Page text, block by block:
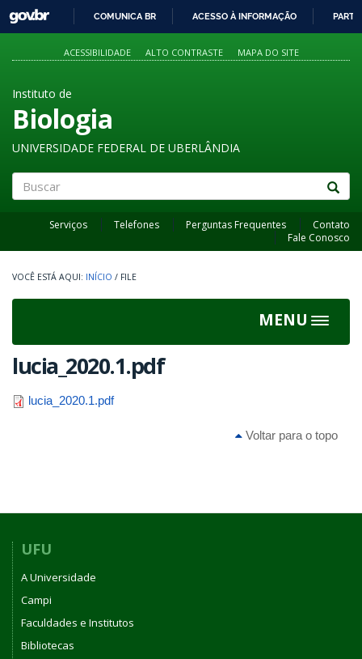
PARA
O
GOVBR
COMUNICA BR ACESSO À INFORMAÇÃO
ACESSIBILIDADE ALTO CONTRASTE MAPA DO SITE
Instituto de
Biologia
UNIVERSIDADE FEDERAL DE UBERLÂNDIA
Serviços Telefones Perguntas Frequentes
Contato
Fale Conosco
INÍCIO / FILE
MENU
Toggle
lucia_2020.1.pdf
lucia_2020.1.pdf
Voltar para o topo
UFU
A Universidade
Campi
Faculdades e Institutos
Bibliotecas